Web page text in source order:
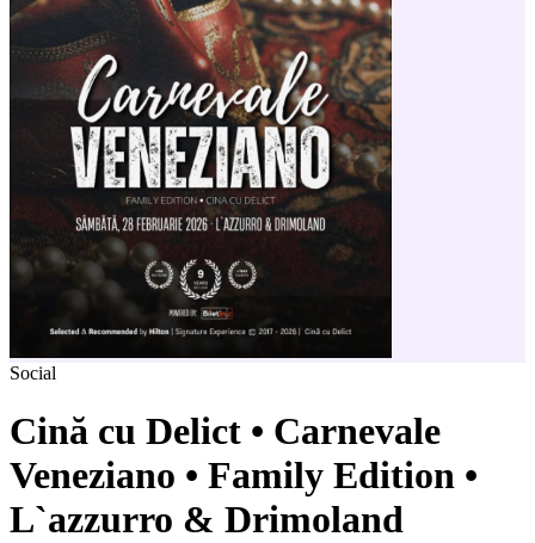
Social
Cină cu Delict • Carnevale
Veneziano • Family Edition •
L`azzurro & Drimoland